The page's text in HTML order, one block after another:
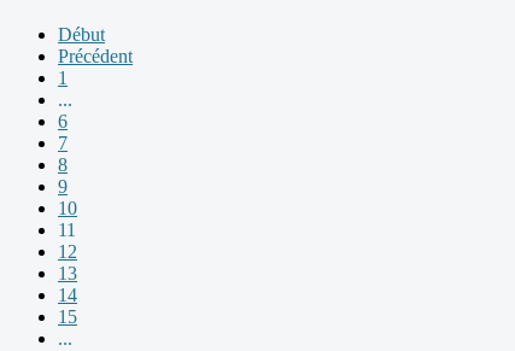
Début
Précédent
1
...
6
7
8
9
10
11
12
13
14
15
...